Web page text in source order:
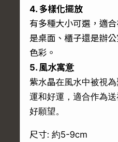
4. 多樣化擺放
有多種大小可選，適
是桌面、櫃子還是辦
色彩。
5. 風水寓意
紫水晶在風水中被視
運和好運，適合作為
好願望。
尺寸: 約5-9cm